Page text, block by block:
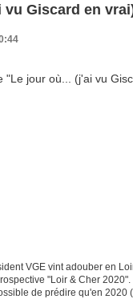
vu Giscard en
VGE vint adouber en
"Loir & Cher
de prédire qu'en 2020